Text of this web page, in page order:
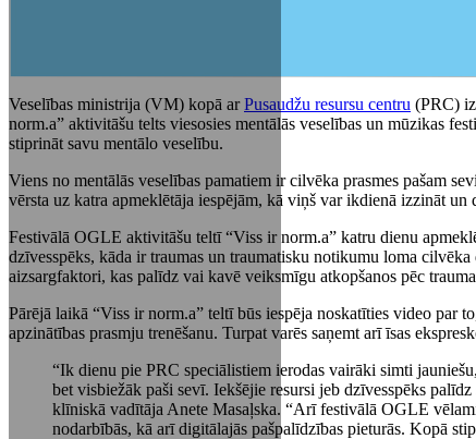
Veselības ministrija (VM) kopā arPusaudžu resursu centru (PRC)
norm.a” aktivitāšu telts viesosies mentālās veselības un mūzikas
stiprināt savu mentālo veselību.
Viens no mentālās veselības pamatiem ir cilvēka prasmes pašam
vērsta uz katra apmeklētāja iespējām, kā viņš var ikdienā izzināt
Festivālā OGLE aktivitāšu teltī “Viss ir norm.a” katru dienu
dzīvesspēks, kāda ir traumas un traumatisku notikumu loma
aizsargfaktori, kas palīdz vai kavē veiksmīgu atkopšanos pēc
Pārējā laikā “Viss ir norm.a” teltī būs iespēja noskatīties video par
apzinātības prasmju trenēšanu. Turpat varēs saņemt arī īsas
“Ik dienu pie PRC speciālistiem ierodas vairāki simti
bet visbiežāk paši sevī. Iekšējie resursi jeb dzīvesspēks
klīniskā vadītāja Anete Masaļska. “Arī festivālā OGLE
nodarbībās, kā arī digitālajās pašpalīdzības pieturās. Kopā